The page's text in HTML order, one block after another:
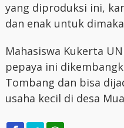
yang diproduksi ini,
dan enak untuk
Mahasiswa Kukerta
pepaya ini
Tombang dan bisa
usaha kecil di desa